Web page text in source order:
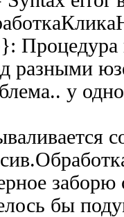
Процедура
разными
у
бы